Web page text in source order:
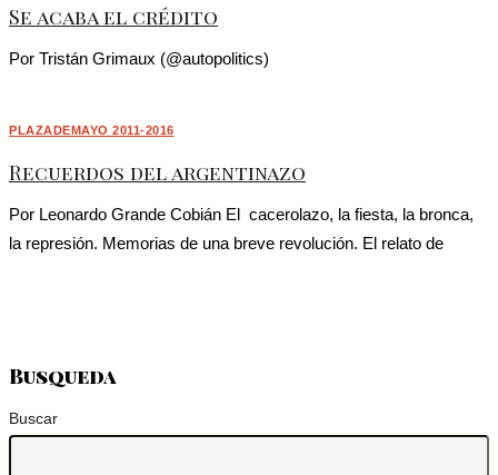
Se acaba el crédito
Por Tristán Grimaux (@autopolitics)
PLAZADEMAYO 2011-2016
Recuerdos del argentinazo
Por Leonardo Grande Cobián El cacerolazo, la fiesta, la bronca,
la represión. Memorias de una breve revolución. El relato de
Busqueda
Buscar